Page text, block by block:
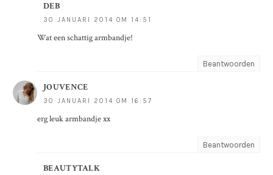
DEB
30 JANUARI 2014 OM 14:51
Wat een schattig armbandje!
Beantwoorden
JOUVENCE
30 JANUARI 2014 OM 16:57
erg leuk armbandje xx
Beantwoorden
BEAUTYTALK